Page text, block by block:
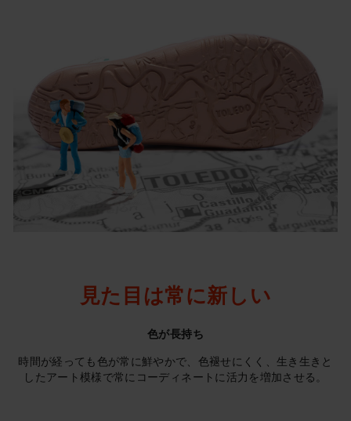
見た目は常に新しい
色が長持ち
時間が経っても色が常に鮮やかで、色褪せにくく、生き生きと
したアート模様で常にコーディネートに活力を増加させる。